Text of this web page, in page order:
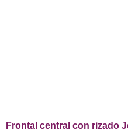
Frontal central con rizado